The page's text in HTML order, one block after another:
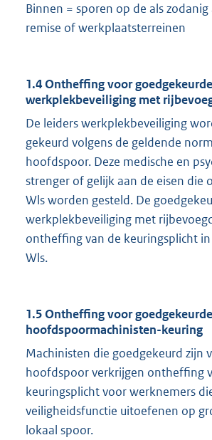
Binnen = sporen op de als zodanig
remise of werkplaatsterreinen
1.4 Ontheffing voor
werkplekbeveiliging met
De leiders werkplekbeveiliging
gekeurd volgens de geldende
hoofdspoor. Deze medische en
strenger of gelijk aan de eisen die
Wls worden gesteld. De
werkplekbeveiliging met
ontheffing van de keuringsplicht
Wls.
1.5 Ontheffing voor
hoofdspoormachinisten-keuring
Machinisten die goedgekeurd zijn
hoofdspoor verkrijgen ontheffing
keuringsplicht voor werknemers
veiligheidsfunctie uitoefenen op
lokaal spoor.